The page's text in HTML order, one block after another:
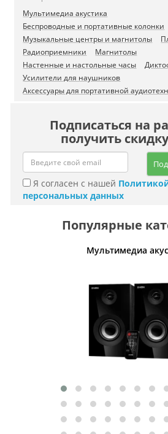
Мультимедиа акустика
Беспроводные и портативные колонки
Музыкальные центры и магнитолы
Радиоприемники
Магнитолы
Настенные и настольные часы
Усилители для наушников
Аксессуары для портативной
Подписаться на
получить
Я согласен с нашей
персональных данных
Популярные
Мультимедиа